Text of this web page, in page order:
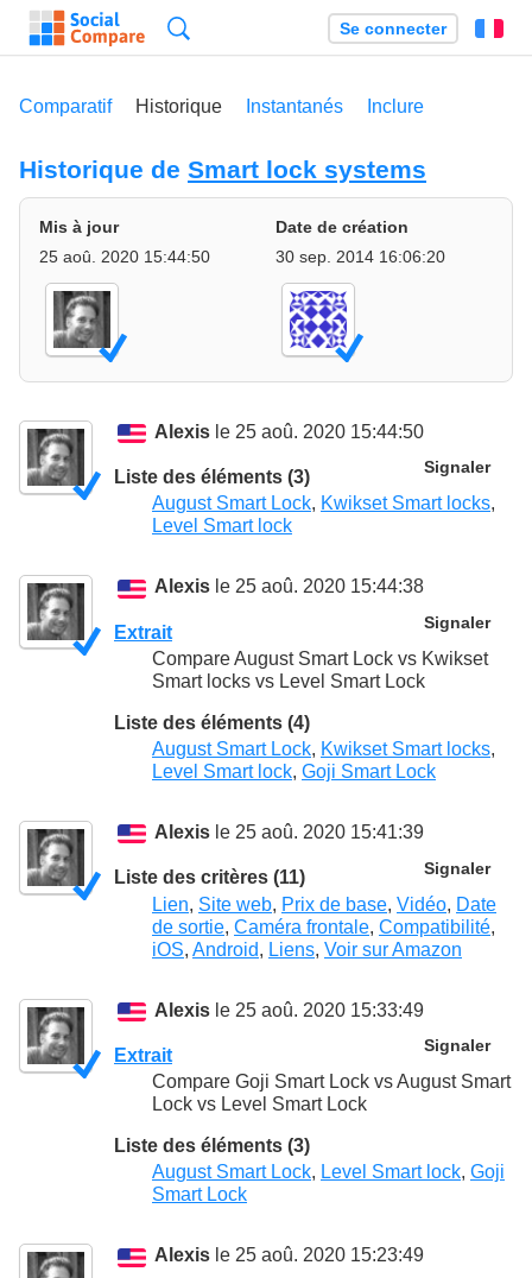
Se connecter
Comparatif Historique Instantanés Inclure
Historique de Smart lock systems
Mis à jour
25 aoû. 2020 15:44:50
Date de création
30 sep. 2014 16:06:20
Alexis le 25 aoû. 2020 15:44:50
Signaler
Liste des éléments (3)
August Smart Lock, Kwikset Smart locks,
Level Smart lock
Alexis le 25 aoû. 2020 15:44:38
Signaler
Extrait
Compare August Smart Lock vs Kwikset
Smart locks vs Level Smart Lock
Liste des éléments (4)
August Smart Lock, Kwikset Smart locks,
Level Smart lock, Goji Smart Lock
Alexis le 25 aoû. 2020 15:41:39
Signaler
Liste des critères (11)
Lien, Site web, Prix de base, Vidéo, Date
de sortie, Caméra frontale, Compatibilité,
iOS, Android, Liens, Voir sur Amazon
Alexis le 25 aoû. 2020 15:33:49
Signaler
Extrait
Compare Goji Smart Lock vs August Smart
Lock vs Level Smart Lock
Liste des éléments (3)
August Smart Lock, Level Smart lock, Goji
Smart Lock
Alexis le 25 aoû. 2020 15:23:49